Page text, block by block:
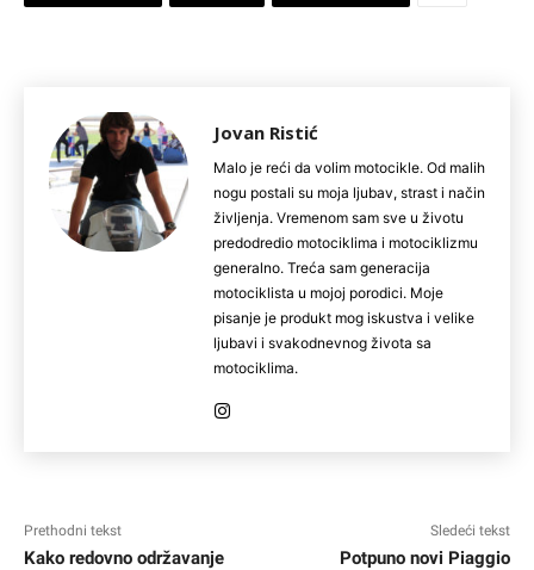
Jovan Ristić
Malo je reći da volim motocikle. Od malih
nogu postali su moja ljubav, strast i način
življenja. Vremenom sam sve u životu
predodredio motociklima i motociklizmu
generalno. Treća sam generacija
motociklista u mojoj porodici. Moje
pisanje je produkt mog iskustva i velike
ljubavi i svakodnevnog života sa
motociklima.
Prethodni tekst
Kako redovno održavanje
Sledeći tekst
Potpuno novi Piaggio